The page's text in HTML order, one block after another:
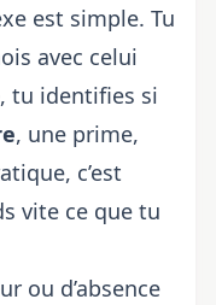
est simple. Tu
avec celui
tu identifies si
, une prime,
c’est
vite ce que tu
ou d’absence